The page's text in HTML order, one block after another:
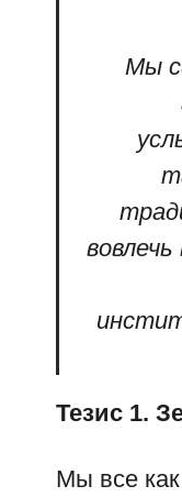
Мы
Тезис 1.
Мы все как